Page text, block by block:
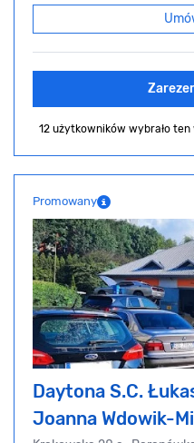
12 użytkowników wybrało
Promowany
Daytona S.C.
Joanna Wdowik-